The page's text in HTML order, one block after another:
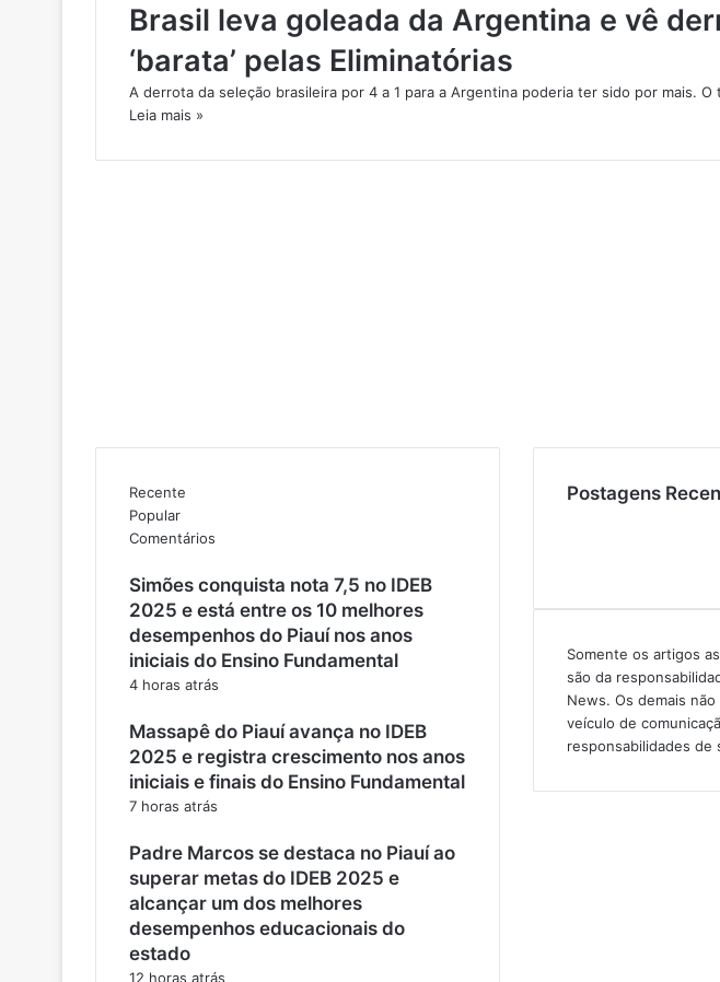
Brasil leva goleada da Argentina e vê
‘barata’ pelas Eliminatórias
A derrota da seleção brasileira por 4 a 1 para a Argentina poderia ter sido por mais. O
Leia mais »
Recente
Popular
Comentários
Simões conquista nota 7,5 no IDEB
2025 e está entre os 10 melhores
desempenhos do Piauí nos anos
iniciais do Ensino Fundamental
4 horas atrás
Massapê do Piauí avança no IDEB
2025 e registra crescimento nos anos
iniciais e finais do Ensino Fundamental
7 horas atrás
Padre Marcos se destaca no Piauí ao
superar metas do IDEB 2025 e
alcançar um dos melhores
desempenhos educacionais do
estado
12 horas atrás
Postagens
Somente os artigos
são da
News. Os demais
veículo de
responsabilidades de